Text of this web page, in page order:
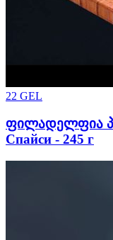
22 GEL
ფილადელფია
Спайси - 245 г